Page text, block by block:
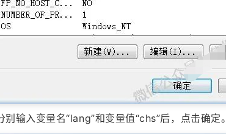
输入变量名“lang”和变量值“chs”后，点击确定。